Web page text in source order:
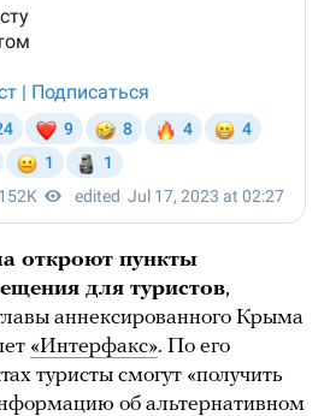
откроют пункты
для туристов,
аннексированного Крыма
«Интерфакс». По его
туристы смогут «получить
об альтернативном